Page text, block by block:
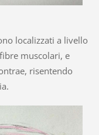
localizzati a livello
muscolari, e
risentendo